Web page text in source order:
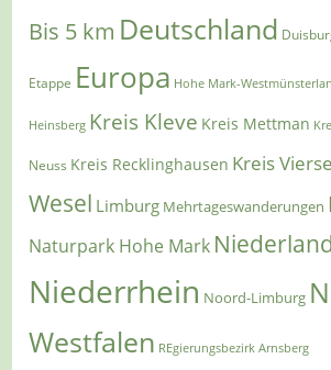
Bis 5 km Deutschland
Etappe Europa Hohe Mark-
Heinsberg Kreis Kleve Kreis Mettman
Neuss Kreis Recklinghausen Kreis
Wesel Limburg Mehrtageswanderungen
Naturpark Hohe Mark
Niederrhein Noord-Limburg
Westfalen REgierungsbezirk Arnsberg